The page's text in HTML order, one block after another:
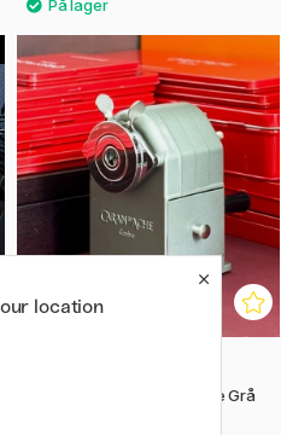
Metal Sharpening Machine Grå
location